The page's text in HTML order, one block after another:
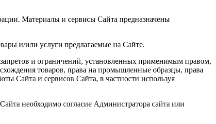
Материалы и сервисы Сайта предназначены
и/или услуги предлагаемые на Сайте.
и ограничений, установленных применимым правом,
товаров, права на промышленные образцы, права
Сайта и сервисов Сайта, в частности используя
необходимо согласие Администратора сайта или